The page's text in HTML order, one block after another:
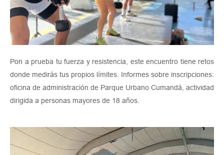
Pon a prueba tu fuerza y resistencia, este encuentro tiene retos
donde medirás tus propios límites. Informes sobre inscripciones:
oficina de administración de Parque Urbano Cumandá, actividad
dirigida a personas mayores de 18 años.